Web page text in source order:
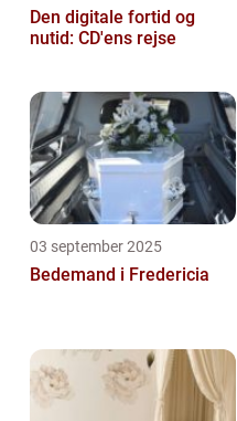
Den digitale fortid og
nutid: CD'ens rejse
03 september 2025
Bedemand i Fredericia